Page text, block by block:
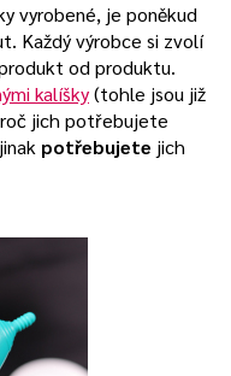
vyrobené, je poněkud
Každý výrobce si zvolí
od produktu.
kalíšky(tohle jsou již
jich potřebujete
potřebujete jich